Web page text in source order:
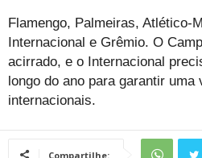
Flamengo, Palmeiras, Atlético-
Internacional e Grêmio. O
acirrado, e o Internacional
longo do ano para garantir uma
internacionais.
Compartilhe: